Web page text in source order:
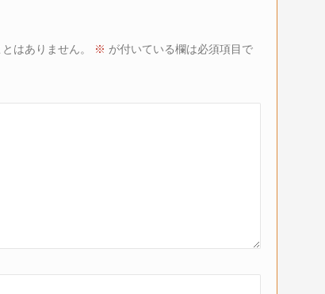
はありません。 ※ が付いている欄は必須項目で